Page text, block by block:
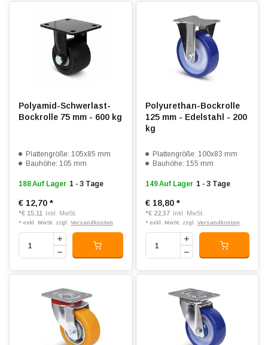
Polyamid-Schwerlast-
Bockrolle 75 mm - 600 kg
Plattengröße: 105x85 mm
Bauhöhe: 105 mm
188 Auf Lager 1 - 3 Tage
€ 12,70 *
*€ 15,11 Inkl. MwSt.
* exkl. MwSt. zzgl. Versandkosten
Polyurethan-Bockrolle
125 mm - Edelstahl - 200
kg
Plattengröße: 100x83 mm
Bauhöhe: 155 mm
149 Auf Lager 1 - 3 Tage
€ 18,80 *
*€ 22,37 Inkl. MwSt.
* exkl. MwSt. zzgl. Versandkosten